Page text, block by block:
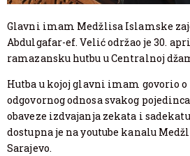
Glavni imam Medžlisa Islamske
Abdulgafar-ef. Velić održao je 30.
ramazansku hutbu u Centralnoj
Hutba u kojoj glavni imam govorio o
odgovornog odnosa svakog
obaveze izdvajanja zekata i
dostupna je na youtube kanalu
Sarajevo.